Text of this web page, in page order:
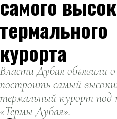
самого
термального
курорта
Власти Дубая объявили
построить самый
термальный курорт под
«Термы Дубая».